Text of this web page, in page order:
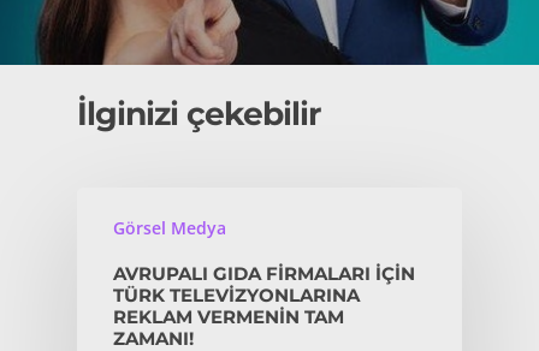
İlginizi çekebilir
Görsel Medya
AVRUPALI GIDA FIRMALARI İÇIN
TÜRK TELEVIZYONLARINA
REKLAM VERMENIN TAM
ZAMANI!